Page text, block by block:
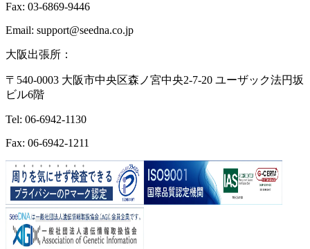
Fax: 03-6869-9446
Email: support@seedna.co.jp
大阪出張所：
〒540-0003 大阪市中央区森ノ宮中央2-7-20 ユーザック法円坂
ビル6階
Tel: 06-6942-1130
Fax: 06-6942-1211